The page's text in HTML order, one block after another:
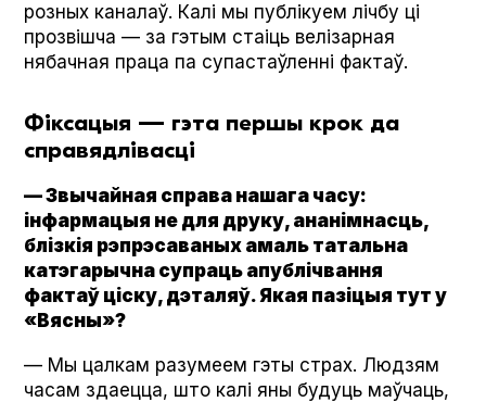
розных каналаў. Калі мы публікуем лічбу ці
прозвішча — за гэтым стаіць велізарная
нябачная праца па супастаўленні фактаў.
Фіксацыя — гэта першы крок да
справядлівасці
— Звычайная справа нашага часу:
інфармацыя не для друку, ананімнасць,
блізкія рэпрэсаваных амаль татальна
катэгарычна супраць апублічвання
фактаў ціску, дэталяў. Якая пазіцыя тут у
«Вясны»?
— Мы цалкам разумеем гэты страх. Людзям
часам здаецца, што калі яны будуць маўчаць,